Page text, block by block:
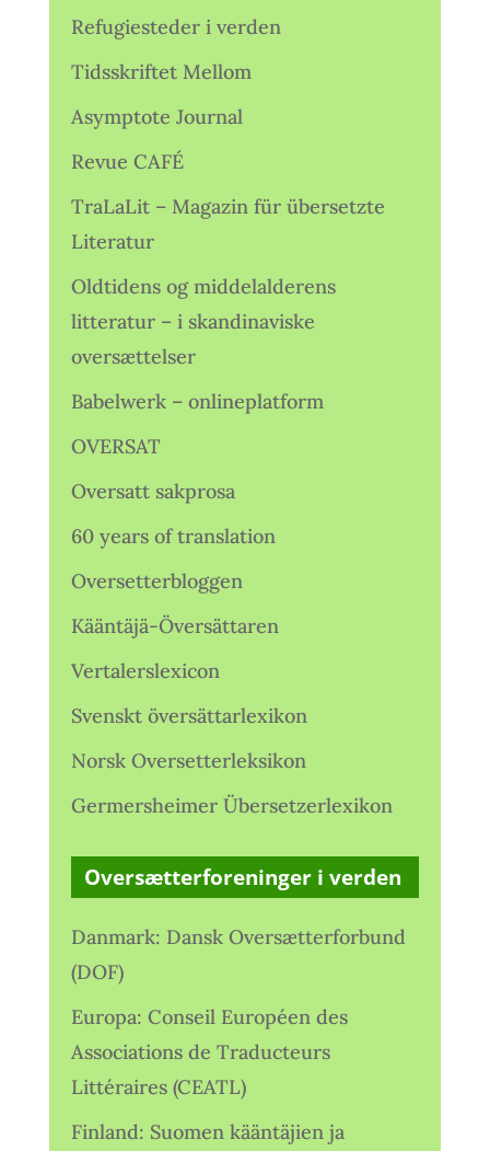
Refugiesteder i verden
Tidsskriftet Mellom
Asymptote Journal
Revue CAFÉ
TraLaLit – Magazin für übersetzte
Literatur
Oldtidens og middelalderens
litteratur – i skandinaviske
oversættelser
Babelwerk – onlineplatform
OVERSAT
Oversatt sakprosa
60 years of translation
Oversetterbloggen
Kääntäjä-Översättaren
Vertalerslexicon
Svenskt översättarlexikon
Norsk Oversetterleksikon
Germersheimer Übersetzerlexikon
Oversætterforeninger i verden
Danmark: Dansk Oversætterforbund
(DOF)
Europa: Conseil Européen des
Associations de Traducteurs
Littéraires (CEATL)
Finland: Suomen kääntäjien ja